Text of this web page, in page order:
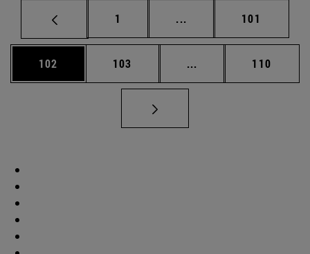
Página
1 ... Páginas intermedias
Página
101
Página
102 Página
103 ... Páginas intermedias
Página
110